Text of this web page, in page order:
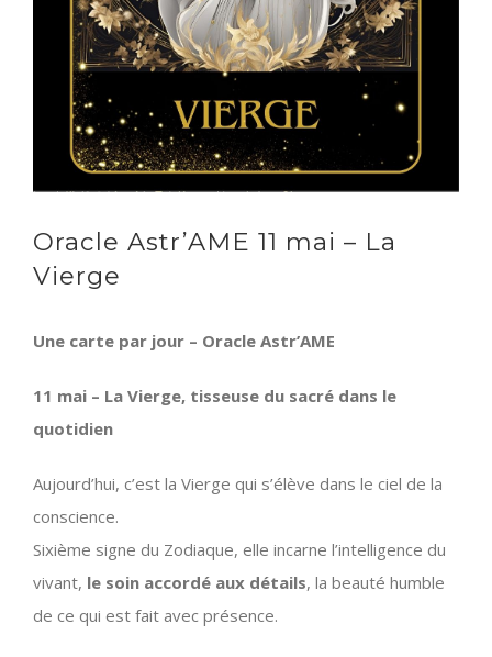
Oracle Astr’AME 11 mai – La
Vierge
Une carte par jour – Oracle Astr’AME
11 mai – La Vierge, tisseuse du sacré dans le
quotidien
Aujourd’hui, c’est la Vierge qui s’élève dans le ciel de la
conscience.
Sixième signe du Zodiaque, elle incarne l’intelligence du
vivant, le soin accordé aux détails, la beauté humble
de ce qui est fait avec présence.